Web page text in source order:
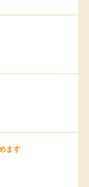
ます